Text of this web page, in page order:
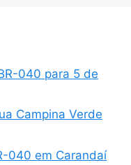
040 para 5 de
Campina Verde
040 em Carandaí